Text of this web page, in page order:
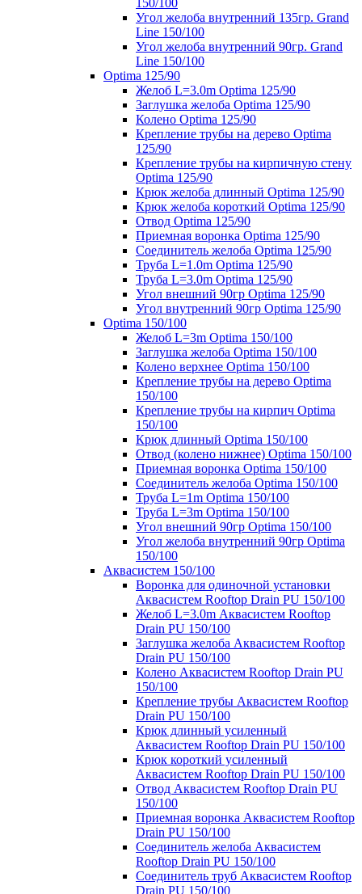
150/100
Угол желоба внутренний 135гр. Grand
Line 150/100
Угол желоба внутренний 90гр. Grand
Line 150/100
Optima 125/90
Желоб L=3.0m Optima 125/90
Заглушка желоба Optima 125/90
Колено Optima 125/90
Крепление трубы на дерево Optima
125/90
Крепление трубы на кирпичную стену
Optima 125/90
Крюк желоба длинный Optima 125/90
Крюк желоба короткий Optima 125/90
Отвод Optima 125/90
Приемная воронка Optima 125/90
Соединитель желоба Optima 125/90
Труба L=1.0m Optima 125/90
Труба L=3.0m Optima 125/90
Угол внешний 90гр Optima 125/90
Угол внутренний 90гр Optima 125/90
Optima 150/100
Желоб L=3m Optima 150/100
Заглушка желоба Optima 150/100
Колено верхнее Optima 150/100
Крепление трубы на дерево Optima
150/100
Крепление трубы на кирпич Optima
150/100
Крюк длинный Optima 150/100
Отвод (колено нижнее) Optima 150/100
Приемная воронка Optima 150/100
Соединитель желоба Optima 150/100
Труба L=1m Optima 150/100
Труба L=3m Optima 150/100
Угол внешний 90гр Optima 150/100
Угол желоба внутренний 90гр Optima
150/100
Аквасистем 150/100
Воронка для одиночной установки
Аквасистем Rooftop Drain PU 150/100
Желоб L=3.0m Аквасистем Rooftop
Drain PU 150/100
Заглушка желоба Аквасистем Rooftop
Drain PU 150/100
Колено Аквасистем Rooftop Drain PU
150/100
Крепление трубы Аквасистем Rooftop
Drain PU 150/100
Крюк длинный усиленный
Аквасистем Rooftop Drain PU 150/100
Крюк короткий усиленный
Аквасистем Rooftop Drain PU 150/100
Отвод Аквасистем Rooftop Drain PU
150/100
Приемная воронка Аквасистем Rooftop
Drain PU 150/100
Соединитель желоба Аквасистем
Rooftop Drain PU 150/100
Соединитель труб Аквасистем Rooftop
Drain PU 150/100